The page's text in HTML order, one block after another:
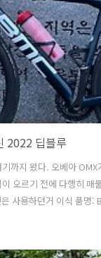
2022 딥블루
까지 왔다. 오베아 OMX
오르기 전에 다행히 매
사용하던거 이식 품명:
전거 사이즈 : 52 프레임
블리스 (앞 : 25C / 뒤 :